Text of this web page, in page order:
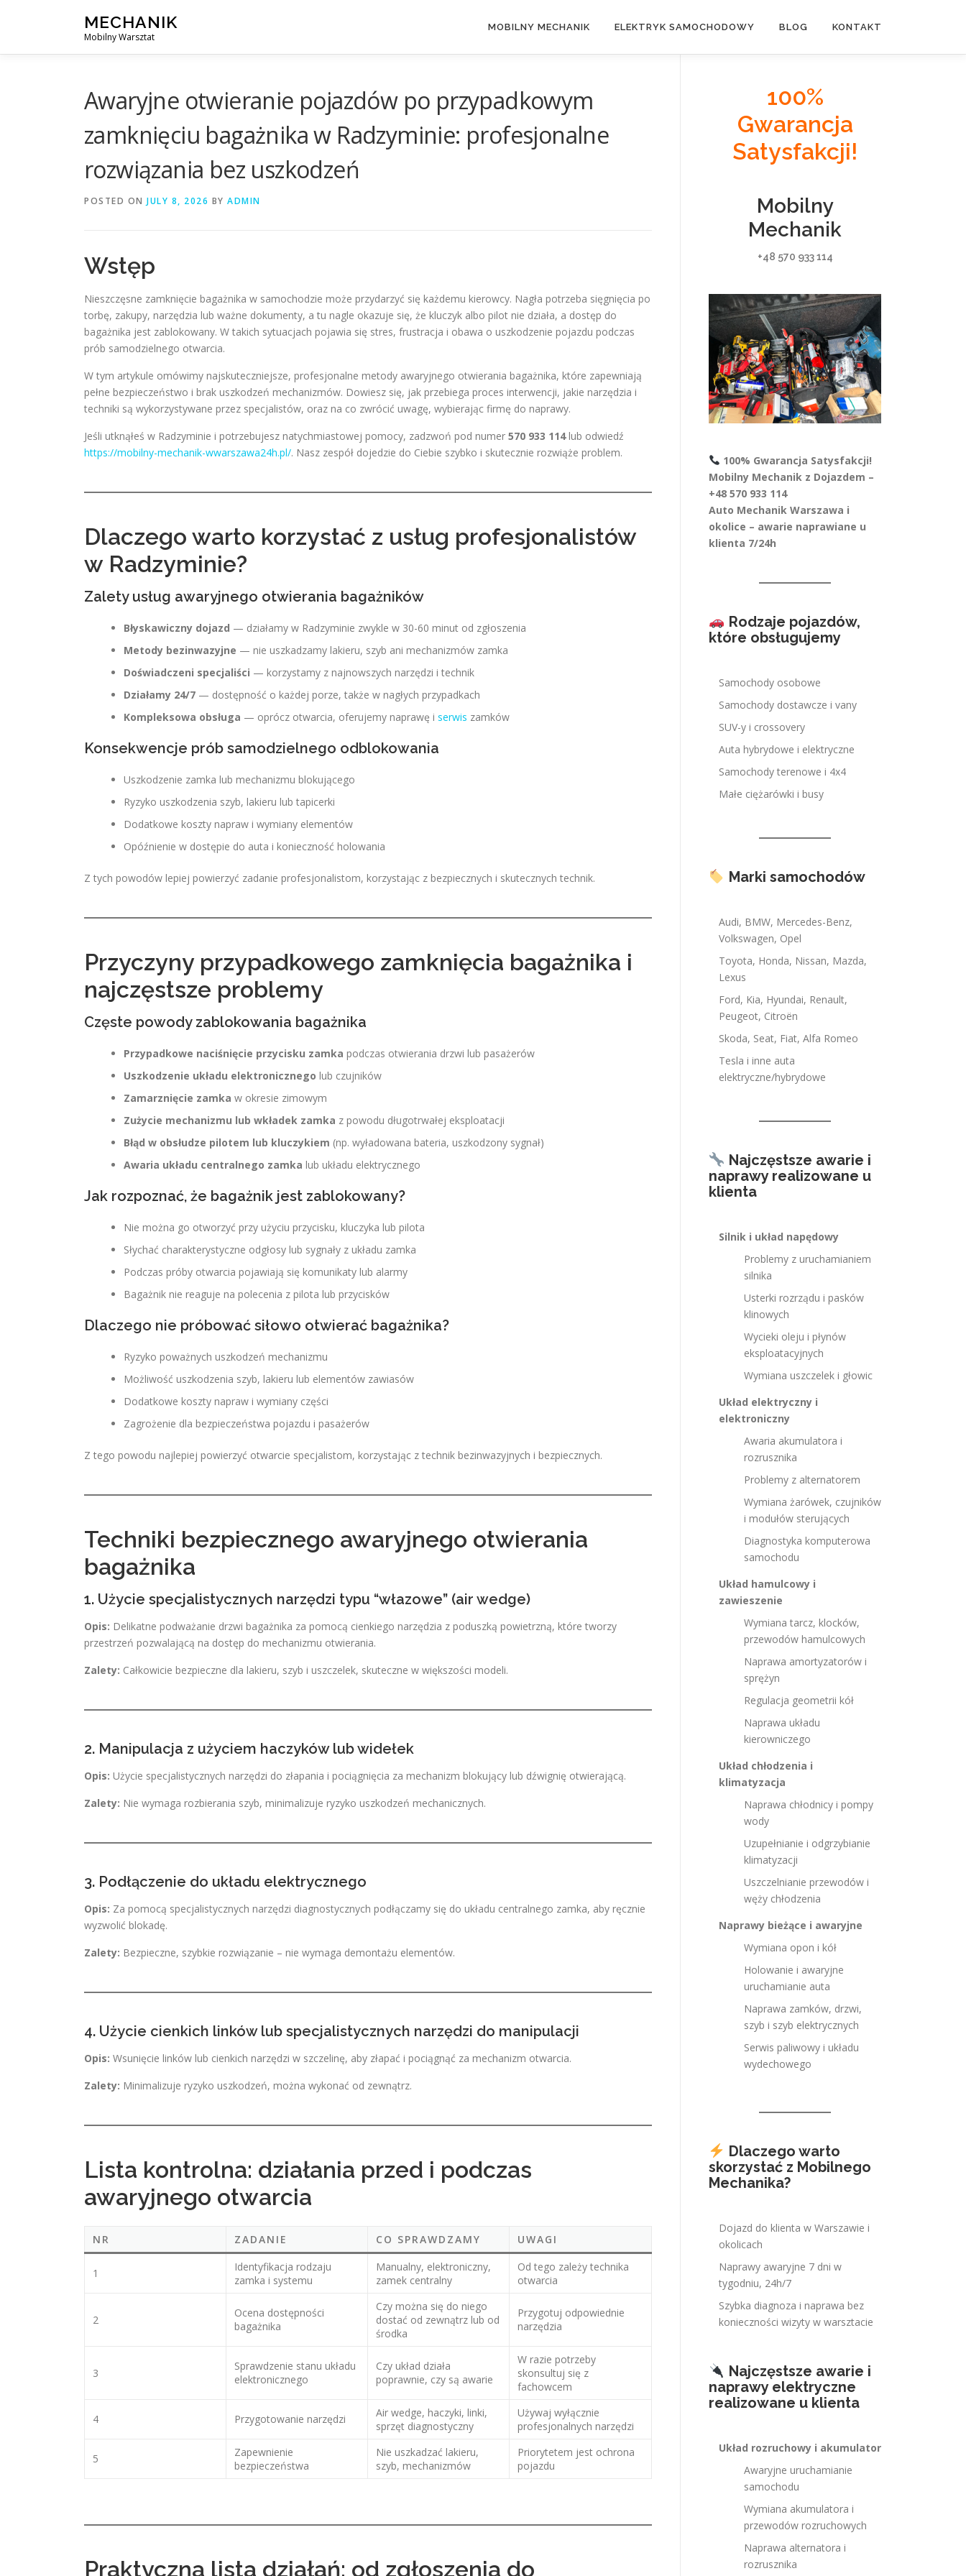
MECHANIK
Mobilny Warsztat
MOBILNY MECHANIK ELEKTRYK SAMOCHODOWY BLOG KONTAKT
Awaryjne otwieranie pojazdów po przypadkowym
zamknięciu bagażnika w Radzyminie: profesjonalne
rozwiązania bez uszkodzeń
POSTED ON JULY 8, 2026 BY ADMIN
Wstęp
Nieszczęsne zamknięcie bagażnika w samochodzie może przydarzyć się każdemu kierowcy. Nagła potrzeba sięgnięcia po
torbę, zakupy, narzędzia lub ważne dokumenty, a tu nagle okazuje się, że kluczyk albo pilot nie działa, a dostęp do
bagażnika jest zablokowany. W takich sytuacjach pojawia się stres, frustracja i obawa o uszkodzenie pojazdu podczas
prób samodzielnego otwarcia.
W tym artykule omówimy najskuteczniejsze, profesjonalne metody awaryjnego otwierania bagażnika, które zapewniają
pełne bezpieczeństwo i brak uszkodzeń mechanizmów. Dowiesz się, jak przebiega proces interwencji, jakie narzędzia i
techniki są wykorzystywane przez specjalistów, oraz na co zwrócić uwagę, wybierając firmę do naprawy.
Jeśli utknąłeś w Radzyminie i potrzebujesz natychmiastowej pomocy, zadzwoń pod numer 570 933 114lub odwiedź
https://mobilny-mechanik-wwarszawa24h.pl/. Nasz zespół dojedzie do Ciebie szybko i skutecznie rozwiąże problem.
Dlaczego warto korzystać z usług profesjonalistów
w Radzyminie?
Zalety usług awaryjnego otwierania bagażników
Błyskawiczny dojazd — działamy w Radzyminie zwykle w 30-60 minut od zgłoszenia
Metody bezinwazyjne — nie uszkadzamy lakieru, szyb ani mechanizmów zamka
Doświadczeni specjaliści — korzystamy z najnowszych narzędzi i technik
Działamy 24/7 — dostępność o każdej porze, także w nagłych przypadkach
Kompleksowa obsługa — oprócz otwarcia, oferujemy naprawę i serwis zamków
Konsekwencje prób samodzielnego odblokowania
Uszkodzenie zamka lub mechanizmu blokującego
Ryzyko uszkodzenia szyb, lakieru lub tapicerki
Dodatkowe koszty napraw i wymiany elementów
Opóźnienie w dostępie do auta i konieczność holowania
Z tych powodów lepiej powierzyć zadanie profesjonalistom, korzystając z bezpiecznych i skutecznych technik.
Przyczyny przypadkowego zamknięcia bagażnika i
najczęstsze problemy
Częste powody zablokowania bagażnika
Przypadkowe naciśnięcie przycisku zamka podczas otwierania drzwi lub pasażerów
Uszkodzenie układu elektronicznego lub czujników
Zamarznięcie zamka w okresie zimowym
Zużycie mechanizmu lub wkładek zamka z powodu długotrwałej eksploatacji
Błąd w obsłudze pilotem lub kluczykiem (np. wyładowana bateria, uszkodzony sygnał)
Awaria układu centralnego zamka lub układu elektrycznego
Jak rozpoznać, że bagażnik jest zablokowany?
Nie można go otworzyć przy użyciu przycisku, kluczyka lub pilota
Słychać charakterystyczne odgłosy lub sygnały z układu zamka
Podczas próby otwarcia pojawiają się komunikaty lub alarmy
Bagażnik nie reaguje na polecenia z pilota lub przycisków
Dlaczego nie próbować siłowo otwierać bagażnika?
Ryzyko poważnych uszkodzeń mechanizmu
Możliwość uszkodzenia szyb, lakieru lub elementów zawiasów
Dodatkowe koszty napraw i wymiany części
Zagrożenie dla bezpieczeństwa pojazdu i pasażerów
Z tego powodu najlepiej powierzyć otwarcie specjalistom, korzystając z technik bezinwazyjnych i bezpiecznych.
Techniki bezpiecznego awaryjnego otwierania
bagażnika
1. Użycie specjalistycznych narzędzi typu “włazowe” (air wedge)
Opis: Delikatne podważanie drzwi bagażnika za pomocą cienkiego narzędzia z poduszką powietrzną, które tworzy
przestrzeń pozwalającą na dostęp do mechanizmu otwierania.
Zalety: Całkowicie bezpieczne dla lakieru, szyb i uszczelek, skuteczne w większości modeli.
2. Manipulacja z użyciem haczyków lub widełek
Opis: Użycie specjalistycznych narzędzi do złapania i pociągnięcia za mechanizm blokujący lub dźwignię otwierającą.
Zalety: Nie wymaga rozbierania szyb, minimalizuje ryzyko uszkodzeń mechanicznych.
3. Podłączenie do układu elektrycznego
Opis: Za pomocą specjalistycznych narzędzi diagnostycznych podłączamy się do układu centralnego zamka, aby ręcznie
wyzwolić blokadę.
Zalety: Bezpieczne, szybkie rozwiązanie – nie wymaga demontażu elementów.
4. Użycie cienkich linków lub specjalistycznych narzędzi do manipulacji
Opis: Wsunięcie linków lub cienkich narzędzi w szczelinę, aby złapać i pociągnąć za mechanizm otwarcia.
Zalety: Minimalizuje ryzyko uszkodzeń, można wykonać od zewnątrz.
Lista kontrolna: działania przed i podczas
awaryjnego otwarcia
NR ZADANIE CO SPRAWDZAMY UWAGI
1
Identyfikacja rodzaju
zamka i systemu
Manualny, elektroniczny,
zamek centralny
Od tego zależy technika
otwarcia
2
Ocena dostępności
bagażnika
Czy można się do niego
dostać od zewnątrz lub od
środka
Przygotuj odpowiednie
narzędzia
3
Sprawdzenie stanu układu
elektronicznego
Czy układ działa
poprawnie, czy są awarie
W razie potrzeby
skonsultuj się z
fachowcem
4 Przygotowanie narzędzi
Air wedge, haczyki, linki,
sprzęt diagnostyczny
Używaj wyłącznie
profesjonalnych narzędzi
5
Zapewnienie
bezpieczeństwa
Nie uszkadzać lakieru,
szyb, mechanizmów
Priorytetem jest ochrona
pojazdu
Praktyczna lista działań: od zgłoszenia do
100%
Gwarancja
Satysfakcji!
Mobilny
Mechanik
+48 570 933 114
100% Gwarancja Satysfakcji!
Mobilny Mechanik z Dojazdem –
+48 570 933 114
Auto Mechanik Warszawa i
okolice – awarie naprawiane u
klienta 7/24h
Rodzaje pojazdów,
które obsługujemy
Samochody osobowe
Samochody dostawcze i vany
SUV-y i crossovery
Auta hybrydowe i elektryczne
Samochody terenowe i 4x4
Małe ciężarówki i busy
Marki samochodów
Audi, BMW, Mercedes-Benz,
Volkswagen, Opel
Toyota, Honda, Nissan, Mazda,
Lexus
Ford, Kia, Hyundai, Renault,
Peugeot, Citroën
Skoda, Seat, Fiat, Alfa Romeo
Tesla i inne auta
elektryczne/hybrydowe
Najczęstsze awarie i
naprawy realizowane u
klienta
Silnik i układ napędowy
Problemy z uruchamianiem
silnika
Usterki rozrządu i pasków
klinowych
Wycieki oleju i płynów
eksploatacyjnych
Wymiana uszczelek i głowic
Układ elektryczny i
elektroniczny
Awaria akumulatora i
rozrusznika
Problemy z alternatorem
Wymiana żarówek, czujników
i modułów sterujących
Diagnostyka komputerowa
samochodu
Układ hamulcowy i
zawieszenie
Wymiana tarcz, klocków,
przewodów hamulcowych
Naprawa amortyzatorów i
sprężyn
Regulacja geometrii kół
Naprawa układu
kierowniczego
Układ chłodzenia i
klimatyzacja
Naprawa chłodnicy i pompy
wody
Uzupełnianie i odgrzybianie
klimatyzacji
Uszczelnianie przewodów i
węży chłodzenia
Naprawy bieżące i awaryjne
Wymiana opon i kół
Holowanie i awaryjne
uruchamianie auta
Naprawa zamków, drzwi,
szyb i szyb elektrycznych
Serwis paliwowy i układu
wydechowego
Dlaczego warto
skorzystać z Mobilnego
Mechanika?
Dojazd do klienta w Warszawie i
okolicach
Naprawy awaryjne 7 dni w
tygodniu, 24h/7
Szybka diagnoza i naprawa bez
konieczności wizyty w warsztacie
Najczęstsze awarie i
naprawy elektryczne
realizowane u klienta
Układ rozruchowy i akumulator
Awaryjne uruchamianie
samochodu
Wymiana akumulatora i
przewodów rozruchowych
Naprawa alternatora i
rozrusznika